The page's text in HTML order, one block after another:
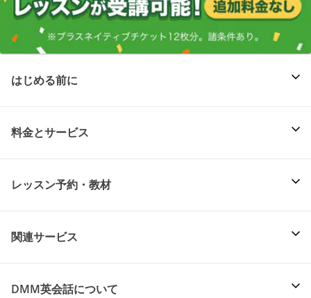
はじめる前に
料金とサービス
レッスン予約・教材
関連サービス
DMM英会話について